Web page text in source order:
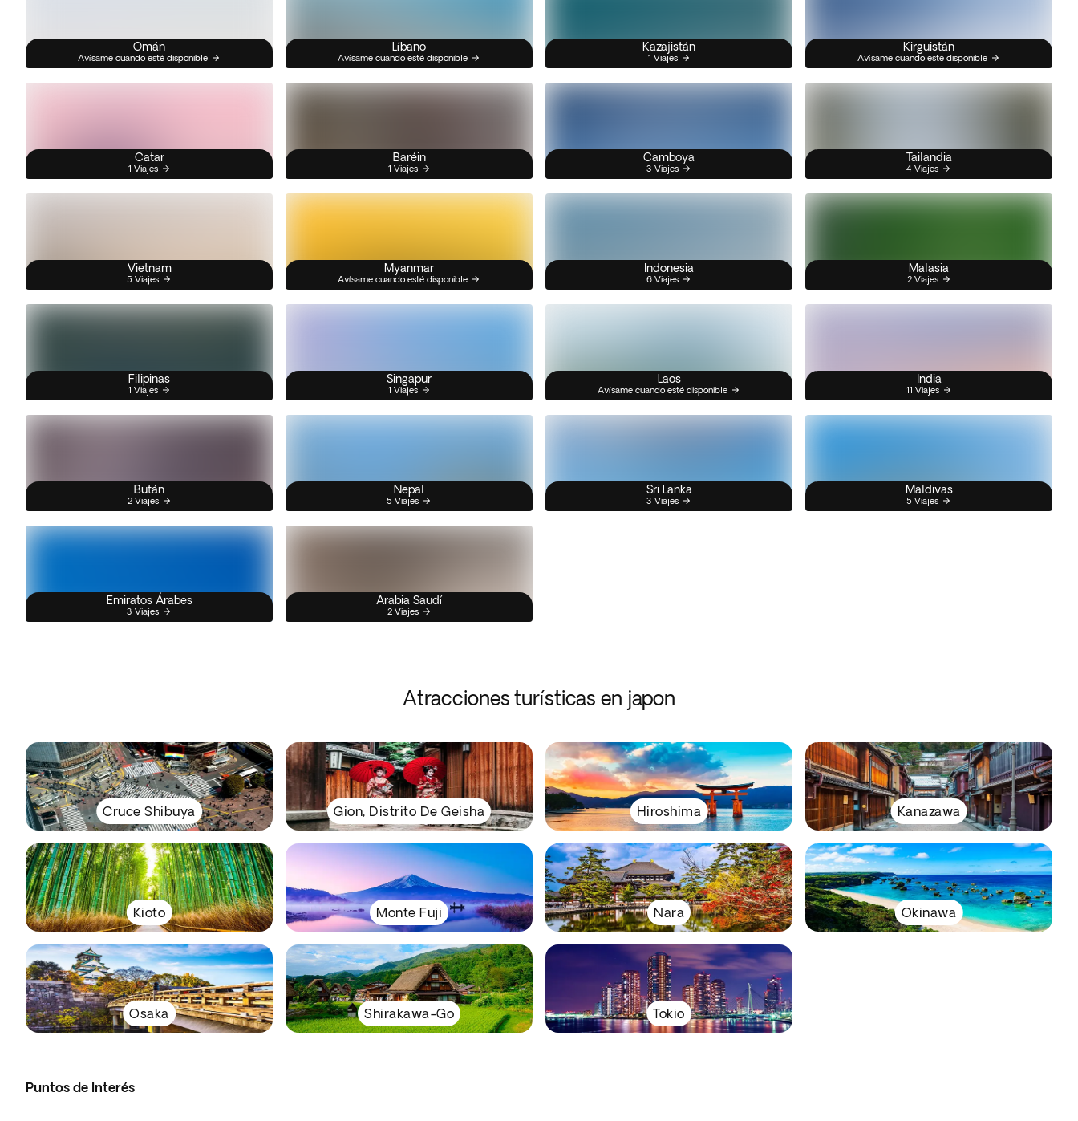
Omán
Avísame cuando esté disponible
Líbano
Avísame cuando esté disponible
Kazajistán
1 Viajes
Kirguistán
Avísame cuando esté disponible
Catar
1 Viajes
Baréin
1 Viajes
Camboya
3 Viajes
Tailandia
4 Viajes
Vietnam
5 Viajes
Myanmar
Avísame cuando esté disponible
Indonesia
6 Viajes
Malasia
2 Viajes
Filipinas
1 Viajes
Singapur
1 Viajes
Laos
Avísame cuando esté disponible
India
11 Viajes
Bután
2 Viajes
Nepal
5 Viajes
Sri Lanka
3 Viajes
Maldivas
5 Viajes
Emiratos Árabes
3 Viajes
Arabia Saudí
2 Viajes
Atracciones turísticas en japon
Cruce Shibuya Gion, Distrito De Geisha Hiroshima Kanazawa
Kioto Monte Fuji Nara Okinawa
Osaka Shirakawa-Go Tokio
Puntos de Interés